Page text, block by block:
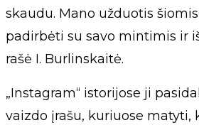
skaudu. Mano užduotis
padirbėti su savo mintimis ir
rašė I. Burlinskaitė.
„Instagram“ istorijose ji
vaizdo įrašu, kuriuose matyti,